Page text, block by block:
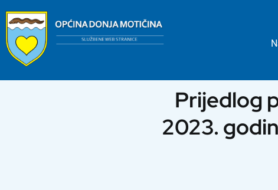
Skip
to
content
Prijedlog
2023.